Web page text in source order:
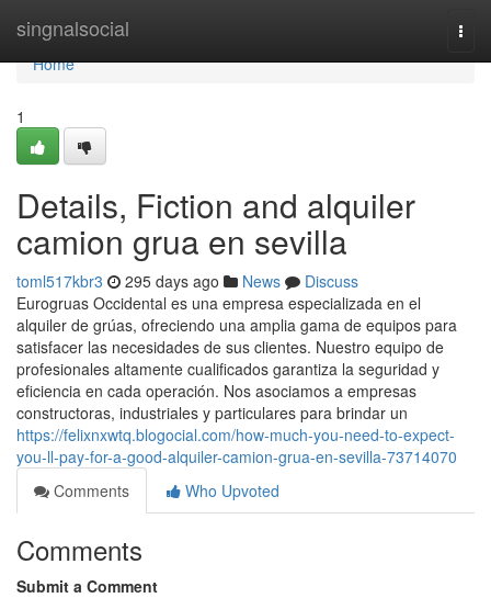
singnalsocial
Home
Home
1
Details, Fiction and alquiler
camion grua en sevilla
toml517kbr3 295 days ago News
Discuss
Eurogruas Occidental es una empresa especializada en el
alquiler de grúas, ofreciendo una amplia gama de equipos para
satisfacer las necesidades de sus clientes. Nuestro equipo de
profesionales altamente cualificados garantiza la seguridad y
eficiencia en cada operación. Nos asociamos a empresas
constructoras, industriales y particulares para brindar un
https://felixnxwtq.blogocial.com/how-much-you-need-to-expect-
you-ll-pay-for-a-good-alquiler-camion-grua-en-sevilla-73714070
Comments
Who Upvoted
Comments
Submit a Comment